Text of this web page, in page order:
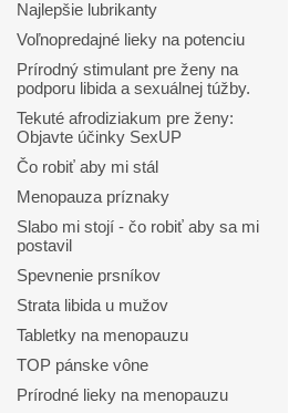
Najlepšie lubrikanty
Voľnopredajné lieky na potenciu
Prírodný stimulant pre ženy na
podporu libida a sexuálnej túžby.
Tekuté afrodiziakum pre ženy:
Objavte účinky SexUP
Čo robiť aby mi stál
Menopauza príznaky
Slabo mi stojí - čo robiť aby sa mi
postavil
Spevnenie prsníkov
Strata libida u mužov
Tabletky na menopauzu
TOP pánske vône
Prírodné lieky na menopauzu